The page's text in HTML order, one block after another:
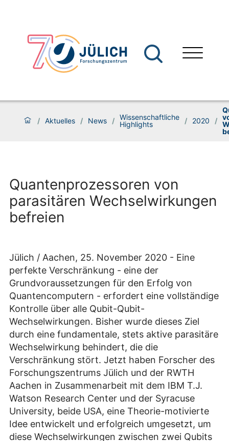
/ Aktuelles / News / Wissenschaftliche
Highlights
/ 2020 /
Quantenprozessoren von
parasitären Wechselwirkungen
befreien
Jülich / Aachen, 25. November 2020 - Eine
perfekte Verschränkung - eine der
Grundvoraussetzungen für den Erfolg von
Quantencomputern - erfordert eine vollständige
Kontrolle über alle Qubit-Qubit-
Wechselwirkungen. Bisher wurde dieses Ziel
durch eine fundamentale, stets aktive parasitäre
Wechselwirkung behindert, die die
Verschränkung stört. Jetzt haben Forscher des
Forschungszentrums Jülich und der RWTH
Aachen in Zusammenarbeit mit dem IBM T.J.
Watson Research Center und der Syracuse
University, beide USA, eine Theorie-motivierte
Idee entwickelt und erfolgreich umgesetzt, um
diese Wechselwirkungen zwischen zwei Qubits